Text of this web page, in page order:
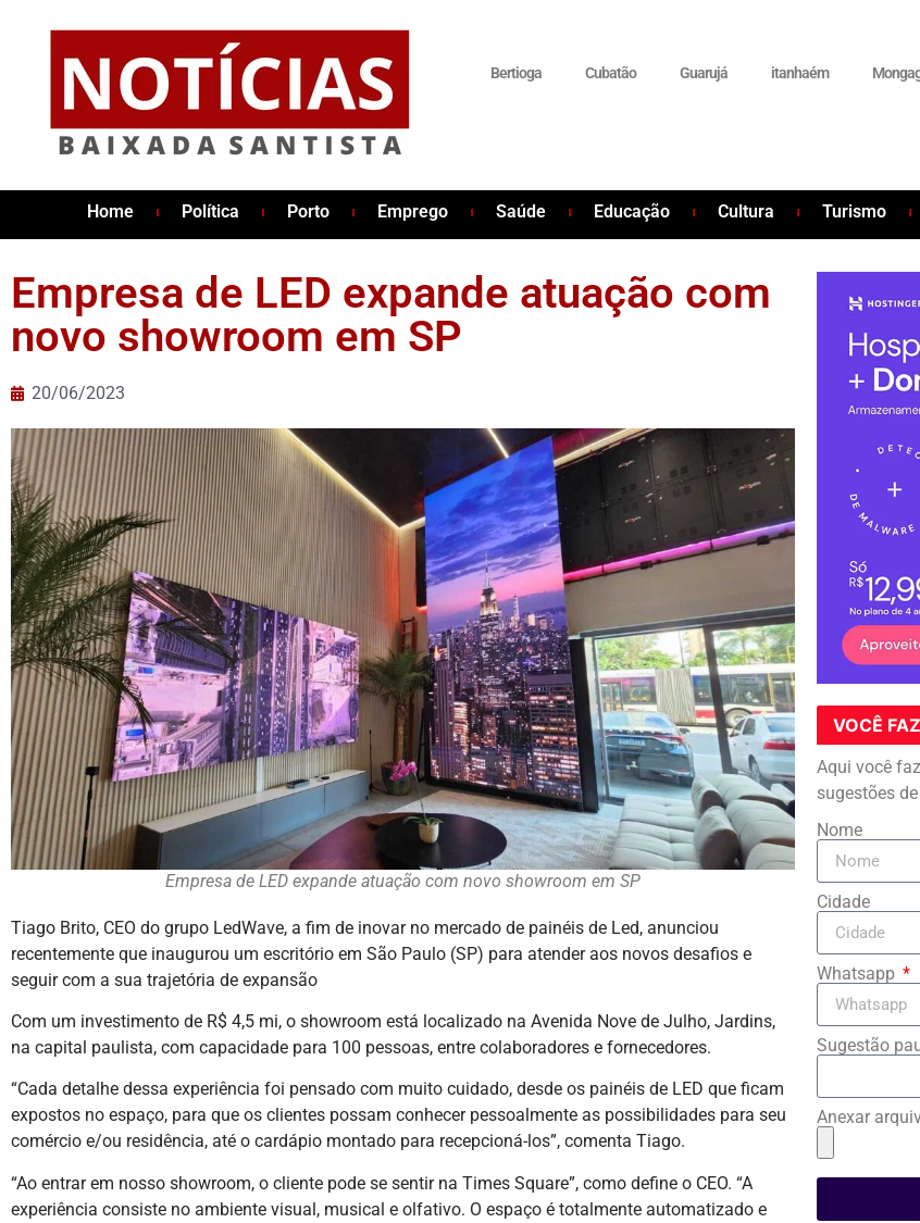
Bertioga Cubatão Guarujá itanhaém
Home Política Porto Emprego Saúde Educação Cultura Turismo
Empresa de LED expande atuação com
novo showroom em SP
20/06/2023
Empresa de LED expande atuação com novo showroom em SP
Tiago Brito, CEO do grupo LedWave, a fim de inovar no mercado de painéis de Led, anunciou
recentemente que inaugurou um escritório em São Paulo (SP) para atender aos novos desafios e
seguir com a sua trajetória de expansão
Com um investimento de R$ 4,5 mi, o showroom está localizado na Avenida Nove de Julho, Jardins,
na capital paulista, com capacidade para 100 pessoas, entre colaboradores e fornecedores.
“Cada detalhe dessa experiência foi pensado com muito cuidado, desde os painéis de LED que ficam
expostos no espaço, para que os clientes possam conhecer pessoalmente as possibilidades para seu
comércio e/ou residência, até o cardápio montado para recepcioná-los”, comenta Tiago.
“Ao entrar em nosso showroom, o cliente pode se sentir na Times Square”, como define o CEO. “A
experiência consiste no ambiente visual, musical e olfativo. O espaço é totalmente automatizado e
VOCÊ
Aqui você
sugestões
Nome
Cidade
Whatsapp
Sugestão
Anexar